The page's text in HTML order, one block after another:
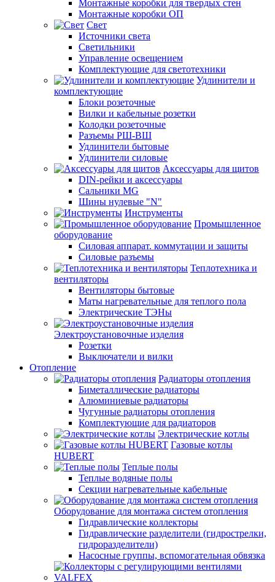
Монтажные коробки для твердых стен
Монтажные коробки ОП
Свет
Источники света
Светильники
Управление освещением
Комплектующие для светотехники
Удлинители и
комплектующие
Блоки розеточные
Вилки и кабельные розетки
Колодки розеточные
Разъемы РШ-ВШ
Удлинители бытовые
Удлинители силовые
Аксессуары для щитов
DIN-рейки и аксессуары
Сальники MG
Шины нулевые "N"
Инструменты
Промышленное
оборудование
Силовая аппарат. коммутации и защиты
Силовые разъемы
Теплотехника и
вентиляторы
Вентиляторы бытовые
Маты нагревательные для теплого пола
Электрические ТЭНы
Электроустановочные изделия
Розетки
Выключатели и вилки
Отопление
Радиаторы отопления
Биметаллические радиаторы
Алюминиевые радиаторы
Чугунные радиаторы отопления
Комплектующие для радиаторов
Электрические котлы
Газовые котлы
HUBERT
Теплые полы
Теплые водяные полы
Секции нагревательные кабельные
Оборудование для монтажа систем отопления
Гидравлические коллекторы
Гидравлические разделители (гидрострелки,
гидроразделители)
Насосные группы, вспомогательная обвязка